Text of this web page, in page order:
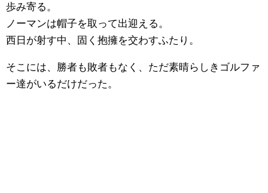
歩み寄る。
ノーマンは帽子を取って出迎える。
西日が射す中、固く抱擁を交わすふたり。
そこには、勝者も敗者もなく、ただ素晴らしきゴルファ
ー達がいるだけだった。